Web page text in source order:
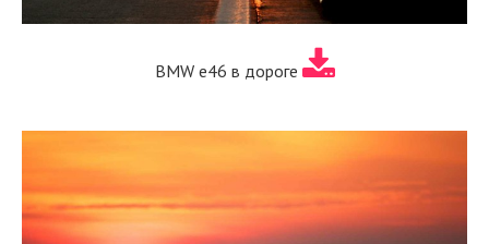
BMW e46 в дороге